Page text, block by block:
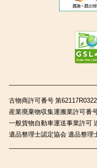
古物商許可番号 第
産業廃棄物収集運搬業許可番
一般貨物自動車運送事業許可
遺品整理士認定協会 遺品整理